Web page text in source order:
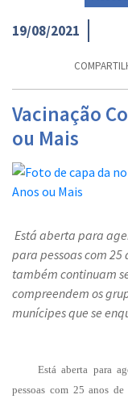
19/08/2021
Vacinação
ou Mais
Está aberta para
para pessoas com 25
também continuam
compreendem os
munícipes que se
Está aberta para
pessoas com 25 anos